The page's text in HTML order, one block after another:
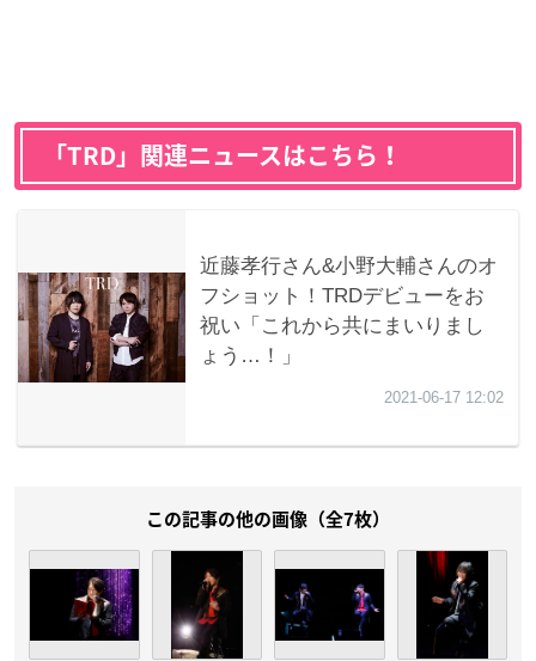
「TRD」関連ニュースはこちら！
この記事の他の画像（全7枚）